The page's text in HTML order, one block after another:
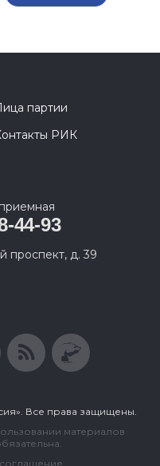
партии
РИК
44-93
проспект, д. 39
Все права защищены.
материалов